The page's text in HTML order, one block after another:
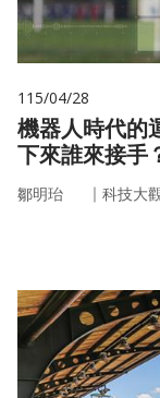
115/04/28
機器人時代的
下來誰來接手
鄒明珆 ｜ 科技大